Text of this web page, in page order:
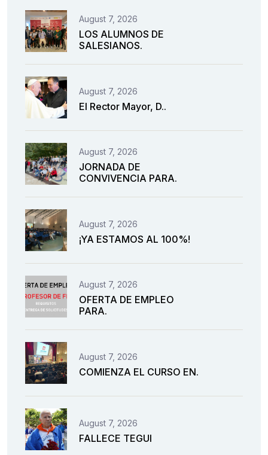
August 7, 2026
LOS ALUMNOS DE
SALESIANOS.
August 7, 2026
El Rector Mayor, D..
August 7, 2026
JORNADA DE
CONVIVENCIA PARA.
August 7, 2026
¡YA ESTAMOS AL 100%!
August 7, 2026
OFERTA DE EMPLEO
PARA.
August 7, 2026
COMIENZA EL CURSO EN.
August 7, 2026
FALLECE TEGUI